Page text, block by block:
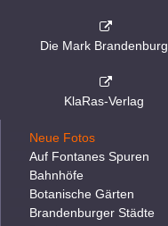
Die Mark Brandenburg
KlaRas-Verlag
Neue Fotos
Auf Fontanes Spuren
Bahnhöfe
Botanische Gärten
Brandenburger Städte